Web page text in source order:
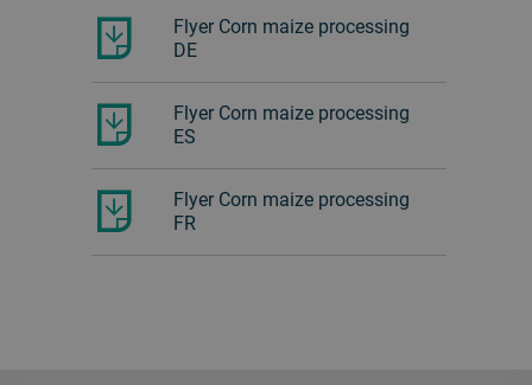
Flyer Corn maize processing
DE
Flyer Corn maize processing
ES
Flyer Corn maize processing
FR